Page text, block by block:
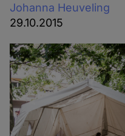
Johanna Heuveling
29.10.2015